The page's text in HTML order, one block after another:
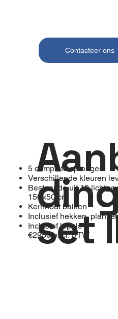
Contacteer ons
set
5 complete sprongen
Verschillende kleuren
Bestaande uit 10
150×50 cm
Kernhout balken
Inclusief hekken,
Inclusief lepels
€2950 excl. BTW